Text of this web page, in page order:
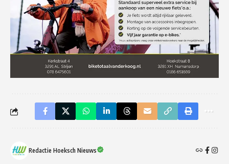
Redactie Hoeksch Nieuws